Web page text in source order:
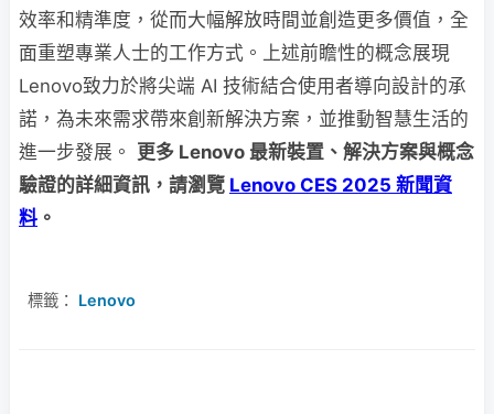
效率和精準度，從而大幅解放時間並創造更多價值，全
面重塑專業人士的工作方式。上述前瞻性的概念展現
Lenovo致力於將尖端 AI 技術結合使用者導向設計的承
諾，為未來需求帶來創新解決方案，並推動智慧生活的
進一步發展。 更多 Lenovo 最新裝置、解決方案與概念
驗證的詳細資訊，請瀏覽 Lenovo CES 2025 新聞資
料 。
標籤： Lenovo